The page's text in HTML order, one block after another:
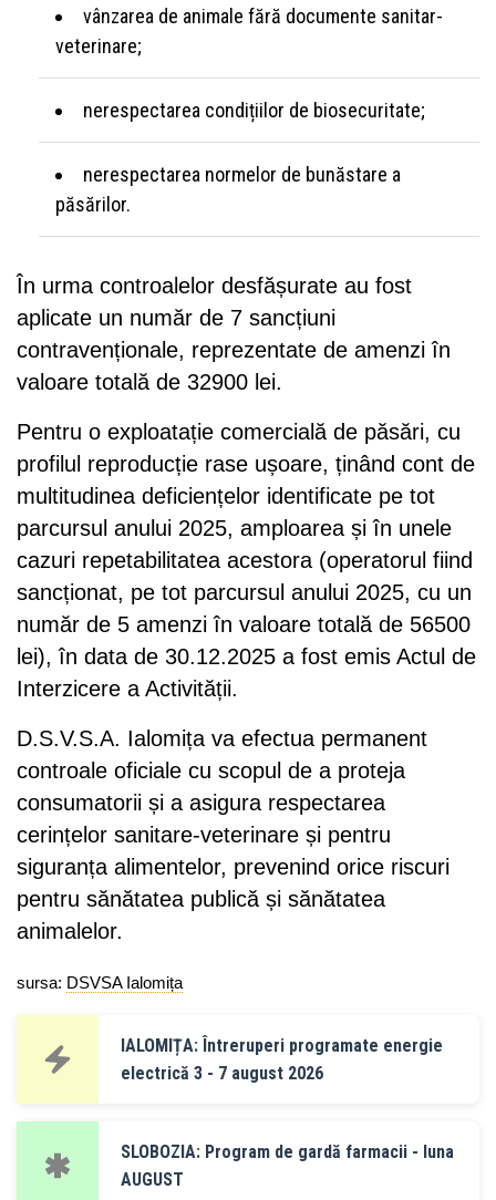
vânzarea de animale fără documente sanitar-
veterinare;
nerespectarea condițiilor de biosecuritate;
nerespectarea normelor de bunăstare a
păsărilor.
În urma controalelor desfășurate au fost
aplicate un număr de 7 sancțiuni
contravenționale, reprezentate de amenzi în
valoare totală de 32900 lei.
Pentru o exploatație comercială de păsări, cu
profilul reproducție rase ușoare, ținând cont de
multitudinea deficiențelor identificate pe tot
parcursul anului 2025, amploarea și în unele
cazuri repetabilitatea acestora (operatorul fiind
sancționat, pe tot parcursul anului 2025, cu un
număr de 5 amenzi în valoare totală de 56500
lei), în data de 30.12.2025 a fost emis Actul de
Interzicere a Activității.
D.S.V.S.A. Ialomița va efectua permanent
controale oficiale cu scopul de a proteja
consumatorii și a asigura respectarea
cerințelor sanitare-veterinare și pentru
siguranța alimentelor, prevenind orice riscuri
pentru sănătatea publică și sănătatea
animalelor.
sursa: DSVSA Ialomița
IALOMIȚA: Întreruperi programate energie
electrică 3 - 7 august 2026
SLOBOZIA: Program de gardă farmacii - luna
AUGUST